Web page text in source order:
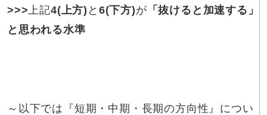
>>> 上記4(上方) と 6(下方)が 「抜けると加速する」
と思われる水準
～以下では『短期・中期・長期の方向性』につい